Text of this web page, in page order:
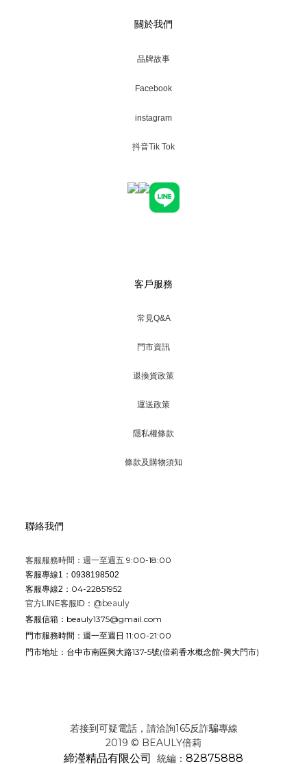
關於我們
品牌故事
Facebook
instagram
抖音Tik Tok
客戶服務
常見Q&A
門市資訊
退換貨政策
運送政策
隱私權條款
條款及購物須知
聯絡我們
客服服務時間：週一至週五 9:00-18:00
客服專線1：0938198502
客服專線2： 04-22851952
官方LINE客服ID： @beauly
客服信箱： beauly1375@gmail.com
門市服務時間： 週一至週日 11:00-21:00
門市地址： 台中市南區興大路137-5號(倍莉香水概念館-興大門市)
若接到可疑電話，請洽詢165反詐騙專線
2019 © BEAULY倍莉
締瀅精品有限公司 統編： 82875888